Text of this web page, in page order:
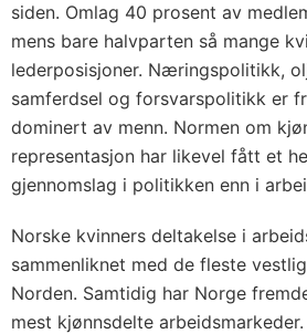
siden. Omlag 40 prosent av
mens bare halvparten så mange
lederposisjoner. Næringspolitikk,
samferdsel og forsvarspolitikk er
dominert av menn. Normen om
representasjon har likevel fått et
gjennomslag i politikken enn i
Norske kvinners deltakelse i
sammenliknet med de fleste
Norden. Samtidig har Norge
mest kjønnsdelte